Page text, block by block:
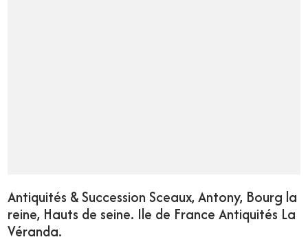
Antiquités & Succession Sceaux, Antony, Bourg la
reine, Hauts de seine. Ile de France Antiquités La
Véranda.